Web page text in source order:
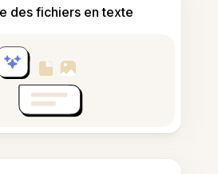
des fichiers en texte